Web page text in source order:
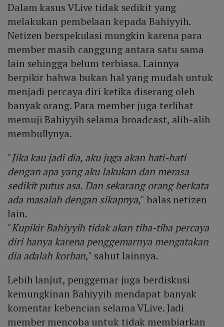
Dalam kasus VLive tidak sedikit yang
melakukan pembelaan kepada Bahiyyih.
Netizen berspekulasi mungkin karena para
member masih canggung antara satu sama
lain sehingga belum terbiasa. Lainnya
berpikir bahwa bukan hal yang mudah untuk
menjadi percaya diri ketika diserang oleh
banyak orang. Para member juga terlihat
memuji Bahiyyih selama broadcast, alih-alih
membullynya.
"Jika kau jadi dia, aku juga akan hati-hati
dengan apa yang aku lakukan dan merasa
sedikit putus asa. Dan sekarang orang berkata
ada masalah dengan sikapnya," balas netizen
lain.
"Kupikir Bahiyyih tidak akan tiba-tiba percaya
diri hanya karena penggemarnya mengatakan
dia adalah korban," sahut lainnya.
Lebih lanjut, penggemar juga berdiskusi
kemungkinan Bahiyyih mendapat banyak
komentar kebencian selama VLive. Jadi
member mencoba untuk tidak membiarkan